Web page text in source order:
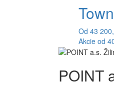
Od 43
Akcie od
POINT